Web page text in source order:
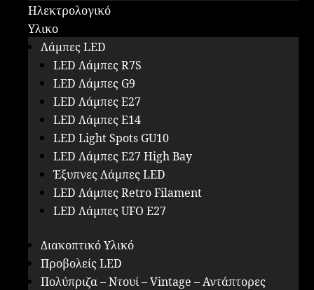
Ηλεκτρολογικό
Υλικο
Λάμπες LED
LED Λάμπες R7S
LED Λάμπες G9
LED Λάμπες E27
LED Λάμπες E14
LED Light Spots GU10
LED Λάμπες E27 High Bay
Έξυπνες Λάμπες LED
LED Λάμπες Retro Filament
LED Λάμπες UFO E27
Διακοπτικό Υλικό
Προβολείς LED
Πολύπριζα – Ντουί – Vintage – Αντάπτορες